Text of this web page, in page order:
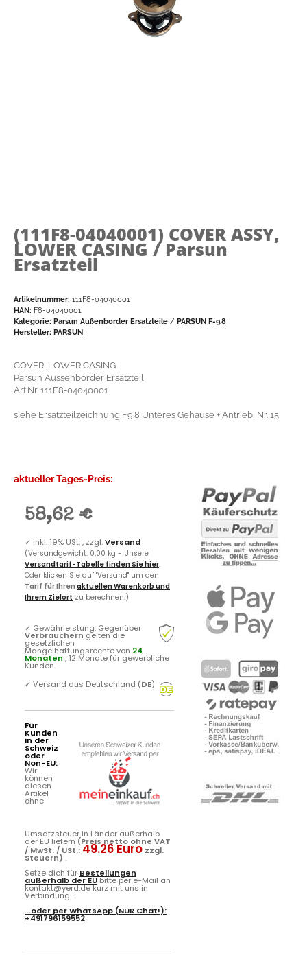
(111F8-04040001) COVER ASSY,
LOWER CASING / Parsun
Ersatzteil
Artikelnummer: 111F8-04040001
HAN: F8-04040001
Kategorie: Parsun Außenborder Ersatzteile / PARSUN F-9.8
Hersteller: PARSUN
COVER, LOWER CASING
Parsun Aussenborder Ersatzteil
Art.Nr. 111F8-04040001
siehe Ersatzteilzeichnung F9.8 Unteres Gehäuse + Antrieb, Nr. 15
aktueller Tages-Preis:
58,62 €
✓ inkl. 19% USt. , zzgl.Versand
(Versandgewicht: 0,00 kg - Unsere
Versandtarif-Tabelle finden Sie hier.
Oder klicken Sie auf "Versand" um den
Tarif für Ihren aktuellen Warenkorb und
Ihrem Zielort zu berechnen.)
✓ Gewährleistung: Gegenüber
Verbrauchern gelten die
gesetzlichen
Mängelhaftungsrechte von 24
Monaten , 12 Monate für gewerbliche
Kunden.
✓ Versand aus Deutschland (DE)
Für
Kunden
in der
Schweiz
oder
Non-EU:
Wir
können
diesen
Artikel
ohne
Umsatzsteuer in Länder außerhalb
der EU liefern (Preis netto ohne VAT
/ MwSt. / USt.:49.26 Euro zzgl.
Steuern) .
Setze dich für Bestellungen
außerhalb der EUbitte per e-Mail an
kontakt@yerd.de kurz mit uns in
Verbindung ...
...oder perWhatsApp (NUR Chat!):
+491796159552